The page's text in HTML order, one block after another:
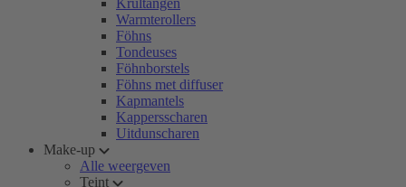
Krultangen
Warmterollers
Föhns
Tondeuses
Föhnborstels
Föhns met diffuser
Kapmantels
Kappersscharen
Uitdunscharen
Make-up
Alle weergeven
Teint